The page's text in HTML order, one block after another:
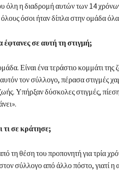
όλη η διαδρομή αυτών των 14
όσοι ήταν δίπλα στην ομάδα όλα
έφτανες σε αυτή τη στιγμή;
Είναι ένα τεράστιο κομμάτι
τον σύλλογο, πέρασα στιγμές
Υπήρξαν δύσκολες στιγμές,
τι σε κράτησε;
τη θέση του προπονητή για τρία
σύλλογο από άλλο πόστο, γιατί η